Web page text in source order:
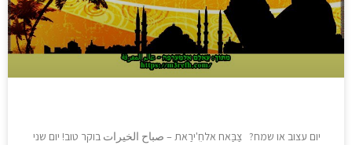
יום עצוב או שמח? צַבַּאח אלחֵ'ירַאת – صباح الخيرات בוקר טוב! יום שני